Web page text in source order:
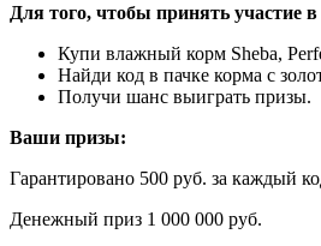
Для того, чтобы принять участие
Купи влажный корм Sheba,
Найди код в пачке корма с
Получи шанс выиграть призы.
Ваши призы:
Гарантировано 500 руб. за каждый
Денежный приз 1 000 000 руб.